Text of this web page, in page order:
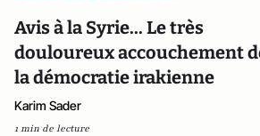
Avis à la Syrie... Le très
douloureux accouchement
la démocratie irakienne
Karim Sader
1 min de lecture